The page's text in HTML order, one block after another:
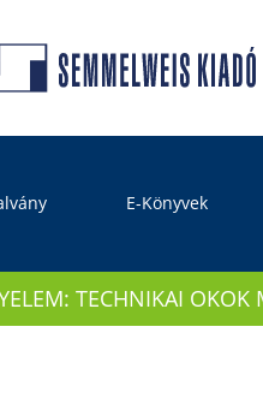
E-Könyvek
TECHNIKAI